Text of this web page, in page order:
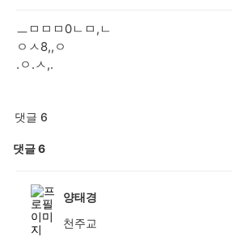
ㅡㅁㅁㅁ0ㄴㅁ,ㄴ
ㅇㅅ8,,ㅇ
.ㅇ.ㅅ,.
댓글 6
댓글6
양태경
천주교